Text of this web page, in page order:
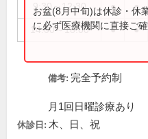
9:30～12:30 ● ●
14:00～18:00 ● ●
お盆(8月中旬)は休診・休
に必ず医療機関に直接ご確
備考: 完全予約制
月1回日曜診療あり
休診日: 木、日、祝